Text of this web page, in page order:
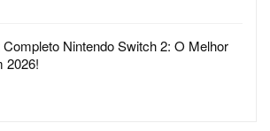
Completo Nintendo Switch 2: O Melhor
2026!